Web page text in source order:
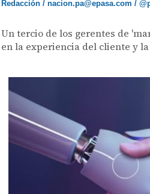
Redacción / nacion.pa@epasa.com /
Un tercio de los gerentes de
en la experiencia del cliente y